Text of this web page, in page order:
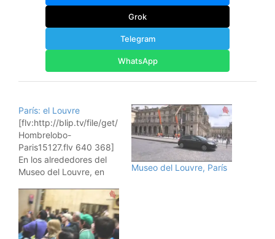
Grok
Telegram
WhatsApp
París: el Louvre
[flv:http://blip.tv/file/get/
Hombrelobo-
Paris15127.flv 640 368]
En los alrededores del
Museo del Louvre, en
pirámide de cristal de la
entrada. Insertar vídeo
en tu página: Suscribiros
a los video feeds RSS:
Museo del Louvre, París